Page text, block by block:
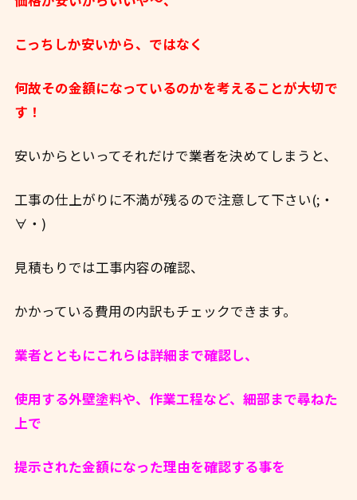
こっちしか安いから、ではなく
何故その金額になっているのかを考えることが大切で
す！
安いからといってそれだけで業者を決めてしまうと、
工事の仕上がりに不満が残るので注意して下さい(;・
∀・)
見積もりでは工事内容の確認、
かかっている費用の内訳もチェックできます。
業者とともにこれらは詳細まで確認し、
使用する外壁塗料や、作業工程など、細部まで尋ねた
上で
提示された金額になった理由を確認する事を